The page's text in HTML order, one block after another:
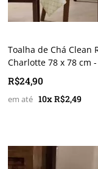
Toalha de Chá Clean
Charlotte 78 x 78 cm
R$24,90
10x R$2,49